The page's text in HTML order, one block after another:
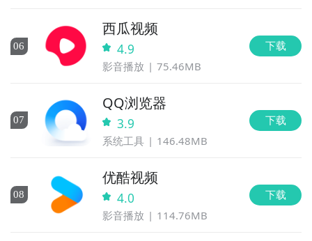
06
西瓜视频
4.9
影音播放 75.46MB
下载
07
QQ浏览器
3.9
系统工具 146.48MB
下载
08
优酷视频
4.0
影音播放 114.76MB
下载